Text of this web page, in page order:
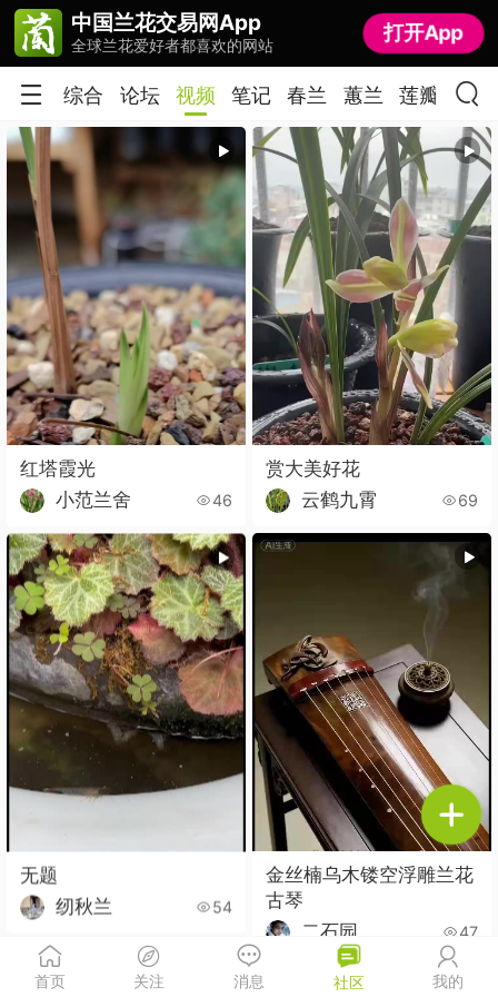
中国兰花交易网App
全球兰花爱好者都喜欢的网站 打开App
中国兰花交易网App
全球兰花爱好者都喜欢的网站 打开App
综合 论坛 视频 笔记 春兰 蕙兰 莲瓣 春剑
红塔霞光
小范兰舍
46
赏大美好花
云鹤九霄
69
无题
纫秋兰
54
金丝楠乌木镂空浮雕兰花
古琴
二石园
47
首页 关注 消息 社区 我的